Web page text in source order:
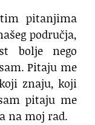
pitanjima
područja,
bolje nego
Pitaju me
znaju, koji
pitaju me
na moj rad.